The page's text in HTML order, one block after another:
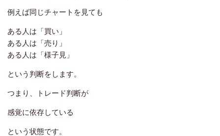
例えば同じチャートを見ても
ある人は「買い」
ある人は「売り」
ある人は「様子見」
という判断をします。
つまり、トレード判断が
感覚に依存している
という状態です。